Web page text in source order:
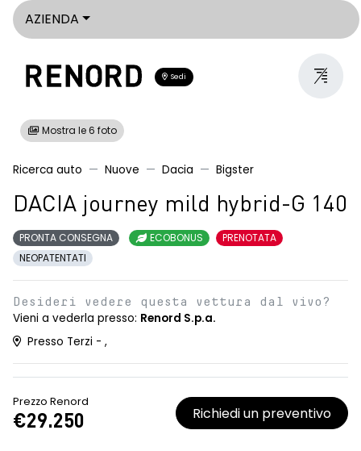
AZIENDA
Sedi
Mostra le 6 foto
Ricerca auto Nuove Dacia Bigster
DACIA journey mild hybrid-G 140
PRONTA CONSEGNA ECOBONUS
PRENOTATA
NEOPATENTATI
Desideri vedere questa vettura dal vivo?
Vieni a vederla presso: Renord S.p.a.
Presso Terzi - ,
Prezzo Renord
€29.250 Richiedi un preventivo